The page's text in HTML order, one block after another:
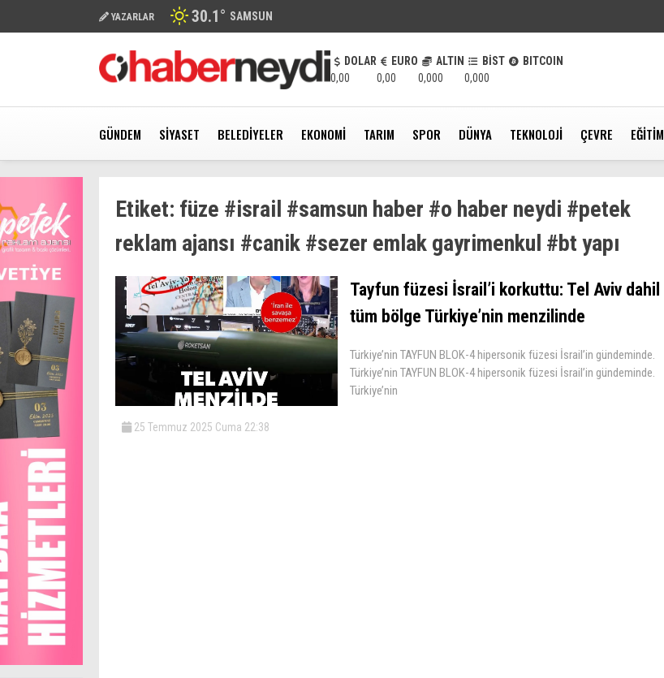
YAZARLAR 30.1° SAMSUN
DOLAR
0,00
EURO
0,00
ALTIN
0,000
BİST
0,000
BITCOIN
GÜNDEM SIYASET BELEDIYELER EKONOMI TARIM SPOR DÜNYA TEKNOLOJI ÇEVRE EĞITIM
Etiket: füze #israil #samsun haber #o haber neydi #petek
reklam ajansı #canik #sezer emlak gayrimenkul #bt yapı
Tayfun füzesi İsrail’i korkuttu: Tel Aviv dahil
tüm bölge Türkiye’nin menzilinde
Türkiye’nin TAYFUN BLOK-4 hipersonik füzesi İsrail’in gündeminde.
Türkiye’nin TAYFUN BLOK-4 hipersonik füzesi İsrail’in gündeminde.
Türkiye’nin
25 Temmuz 2025 Cuma 22:38